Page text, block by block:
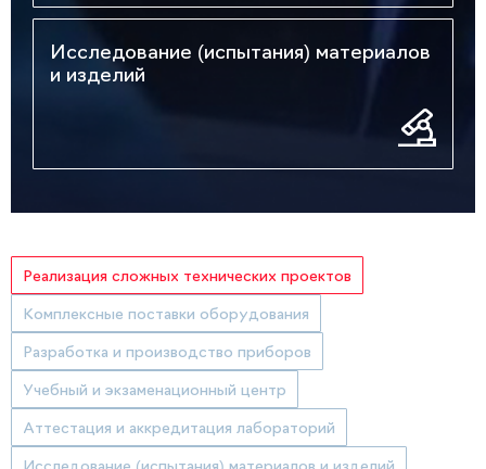
Исследование (испытания) материалов
и изделий
Реализация сложных технических проектов
Комплексные поставки оборудования
Разработка и производство приборов
Учебный и экзаменационный центр
Аттестация и аккредитация лабораторий
Исследование (испытания) материалов и изделий